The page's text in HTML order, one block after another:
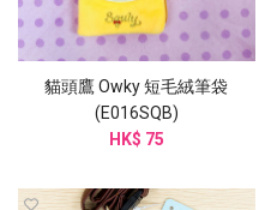
貓頭鷹 Owky 短毛絨筆袋
(E016SQB)
HK$ 75